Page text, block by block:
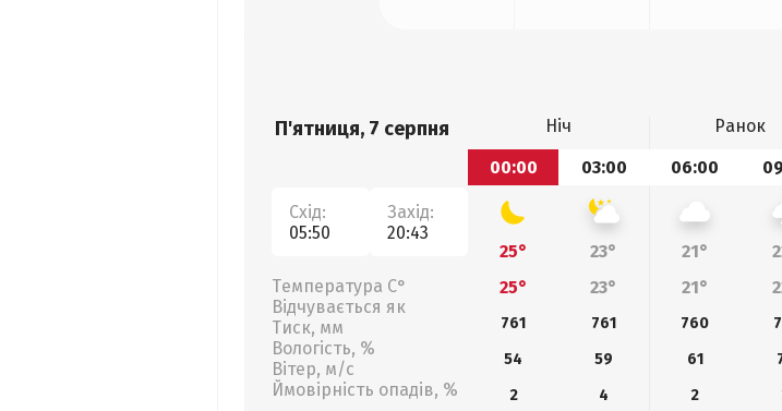
П'ятниця, 7 серпня
Схід:
05:50
Захід:
20:43
Температура С°
Відчувається як
Тиск, мм
Вологість, %
Вітер, м/с
Ймовірність опадів, %
Ніч Ранок
00:00
03:00 06:00
25° 23° 21°
25°
23° 21°
761 761 760
54
59 61
2
4 2